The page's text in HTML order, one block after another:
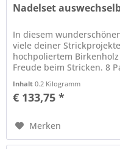
Nadelset
In diesem
viele deiner
hochpoliertem
Freude beim Stricken. 8
Inhalt0.2 Kilogramm
€ 133,75 *
Merken